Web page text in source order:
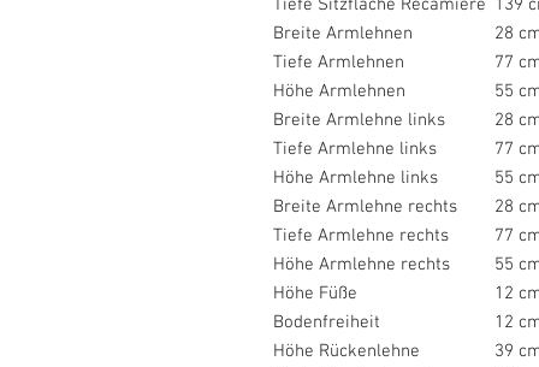
Tiefe Sitzfläche Recamiere 139
Breite Armlehnen
28
Tiefe Armlehnen
77
Höhe Armlehnen
55
Breite Armlehne links
28
Tiefe Armlehne links
77
Höhe Armlehne links
55
Breite Armlehne rechts
28
Tiefe Armlehne rechts
77
Höhe Armlehne rechts
55
Höhe Füße
12
Bodenfreiheit
12
Höhe Rückenlehne
39